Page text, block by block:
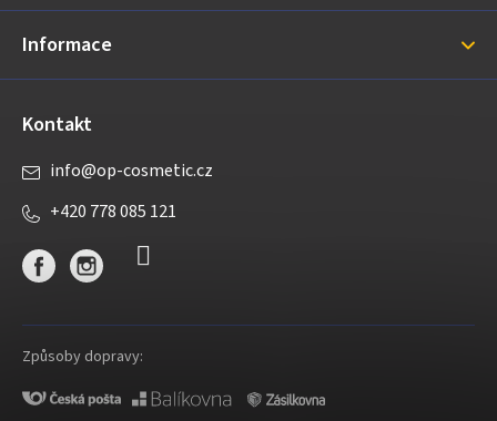
í
Informace
Kontakt
info@op-cosmetic.cz
+420 778 085 121
Způsoby dopravy: